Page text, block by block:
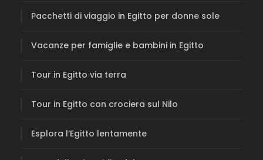
Pacchetti di viaggio in Egitto per donne sole
Vacanze per famiglie e bambini in Egitto
Tour in Egitto via terra
Tour in Egitto con crociera sul Nilo
Esplora l’Egitto lentamente